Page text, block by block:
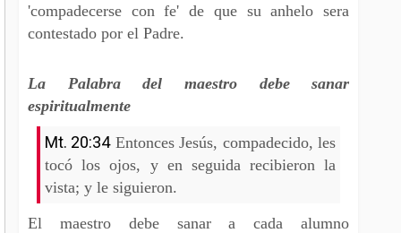
'compadecerse con fe' de que su anhelo sera
contestado por el Padre.
La Palabra del maestro debe sanar
espiritualmente
Mt. 20:34Entonces Jesús, compadecido, les
tocó los ojos, y en seguida recibieron la
vista; y le siguieron.
El maestro debe sanar a cada alumno